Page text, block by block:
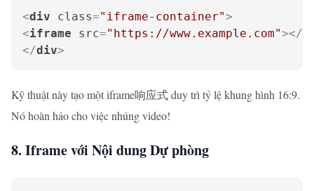
<div class="iframe-container">
<iframe src="https://www.example.com"></
</div>
Kỹ thuật này tạo một iframe响应式 duy trì tỷ lệ khung hình 16:9.
Nó hoàn hảo cho việc nhúng video!
8. Iframe với Nội dung Dự phòng